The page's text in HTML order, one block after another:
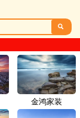

金鸿家装